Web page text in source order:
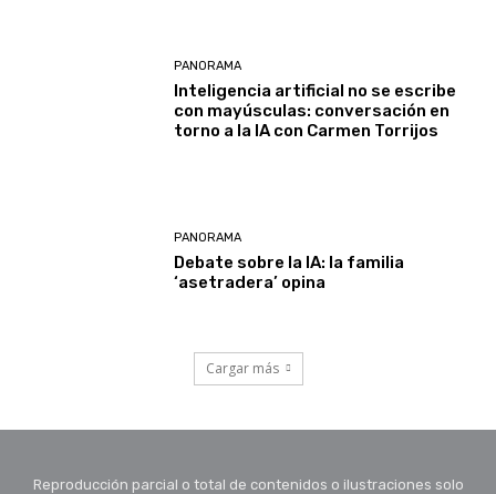
PANORAMA
Inteligencia artificial no se escribe
con mayúsculas: conversación en
torno a la IA con Carmen Torrijos
PANORAMA
Debate sobre la IA: la familia
‘asetradera’ opina
Cargar más
Reproducción parcial o total de contenidos o ilustraciones solo